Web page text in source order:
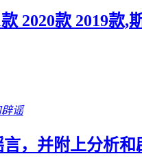
2020款 2019
，并附上分析和